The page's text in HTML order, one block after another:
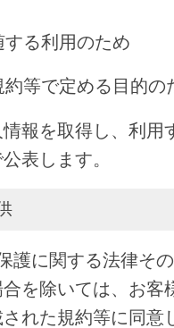
する利用のため
約等で定める目的の
報を取得し、利用
表します。
護に関する法律そ
を除いては、お客
された規約等に同